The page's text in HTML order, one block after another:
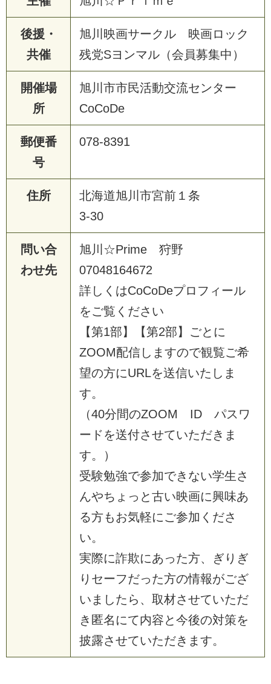
後援・
共催
旭川映画サークル 映画ロック
残党Sヨンマル（会員募集中）
開催場
所
旭川市市民活動交流センター
CoCoDe
郵便番
号
078-8391
住所
北海道旭川市宮前１条
3-30
問い合
わせ先
旭川☆Prime 狩野
07048164672
詳しくはCoCoDeプロフィール
をご覧ください
【第1部】【第2部】ごとに
ZOOM配信しますので観覧ご希
望の方にURLを送信いたしま
す。
（40分間のZOOM ID パスワ
ードを送付させていただきま
す。）
受験勉強で参加できない学生さ
んやちょっと古い映画に興味あ
る方もお気軽にご参加くださ
い。
実際に詐欺にあった方、ぎりぎ
りセーフだった方の情報がござ
いましたら、取材させていただ
き匿名にて内容と今後の対策を
披露させていただきます。